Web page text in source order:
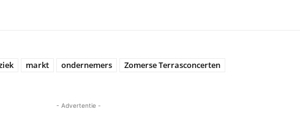
markt ondernemers
Zomerse Terrasconcerten
- Advertentie -